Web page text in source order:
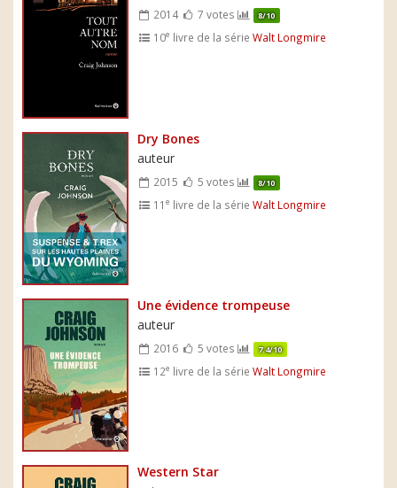
2014 7 votes 8/10
10e livre de la sérieWalt Longmire
Dry Bones
auteur
2015 5 votes 8/10
11e livre de la sérieWalt Longmire
Une évidence trompeuse
auteur
2016 5 votes 7.4/10
12e livre de la sérieWalt Longmire
Western Star